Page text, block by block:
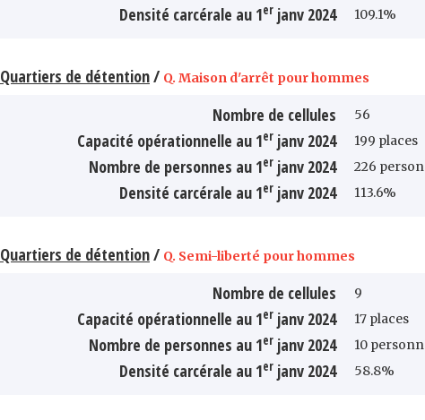
Densité carcérale au 1er janv 2024 109.1%
Quartiers de détention/ Q. Maison d'arrêt pour hommes
Nombre de cellules 56
Capacité opérationnelle au 1er janv 2024 199 places
Nombre de personnes au 1er janv 2024 226
Densité carcérale au 1er janv 2024 113.6%
Quartiers de détention/ Q. Semi-liberté pour hommes
Nombre de cellules 9
Capacité opérationnelle au 1er janv 2024 17 places
Nombre de personnes au 1er janv 2024 10
Densité carcérale au 1er janv 2024 58.8%